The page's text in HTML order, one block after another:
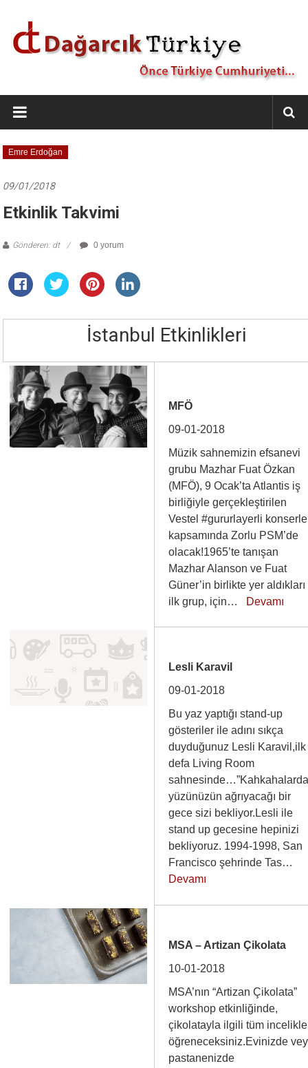
Dağarcık
Türkiye
Önce
Türkiye
Emre Erdoğan
09/01/2018
Etkinlik Takvimi
Gönderen: dt 0 yorum
İstanbul Etkinlikleri
MFÖ
09-01-2018
Müzik sahnemizin efsanevi
grubu Mazhar Fuat Özkan
(MFÖ), 9 Ocak’ta Atlantis iş
birliğiyle gerçekleştirilen
Vestel #gururlayerli
kapsamında Zorlu PSM’de
olacak!1965’te tanışan
Mazhar Alanson ve Fuat
Güner’in birlikte yer aldıkları
ilk grup, için… Devamı
Lesli Karavil
09-01-2018
Bu yaz yaptığı stand-up
gösteriler ile adını sıkça
duyduğunuz Lesli Karavil,ilk
defa Living Room
yüzünüzün ağrıyacağı bir
gece sizi bekliyor.Lesli ile
stand up gecesine hepinizi
bekliyoruz. 1994-1998, San
Francisco şehrinde Tas…
Devamı
MSA – Artizan Çikolata
10-01-2018
MSA’nın “Artizan Çikolata”
workshop etkinliğinde,
çikolatayla ilgili tüm
öğreneceksiniz.Evinizde
pastanenizde